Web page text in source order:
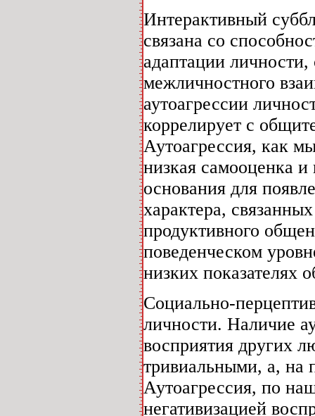
Интерактивный
связана со
адаптации
межличностного
аутоагрессии
коррелирует с
Аутоагрессия, как
низкая самооценка
основания для
характера,
продуктивного
поведенческом
низких показателях
Социально-
личности. Наличие
восприятия других
тривиальными, а, на
Аутоагрессия, по
негативизацией